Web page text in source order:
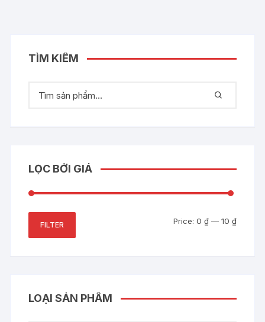
TÌM KIẾM
LỌC BỞI GIÁ
Min
Max
FILTER Price: 0 ₫— 10 ₫
LOẠI SẢN PHẨM